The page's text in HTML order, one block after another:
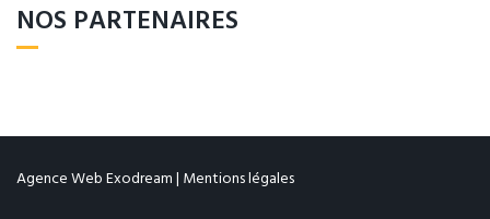
NOS PARTENAIRES
Agence Web Exodream| Mentions légales